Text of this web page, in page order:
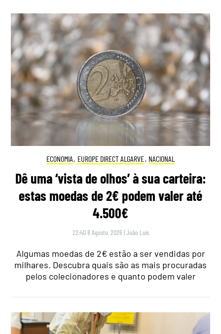
ECONOMIA, EUROPE DIRECT ALGARVE, NACIONAL
Dê uma ‘vista de olhos’ à sua carteira:
estas moedas de 2€ podem valer até
4.500€
22:40 8 Agosto, 2026 |João Luís
Algumas moedas de 2€ estão a ser vendidas por
milhares. Descubra quais são as mais procuradas
pelos colecionadores e quanto podem valer